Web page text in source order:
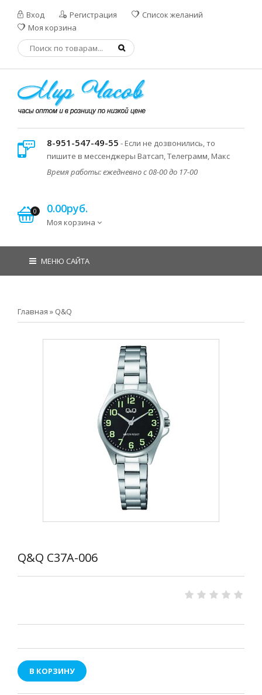
Вход Регистрация
Список желаний
Моя корзина
8-951-547-49-55 - Если не дозвонились, то
пишите в мессенджеры Ватсап, Телеграмм, Макс
Время работы: ежедневно с 08-00 до 17-00
0 0.00руб.
Моя корзина
МЕНЮ САЙТА
Главная » Q&Q
Q&Q C37A-006
В КОРЗИНУ